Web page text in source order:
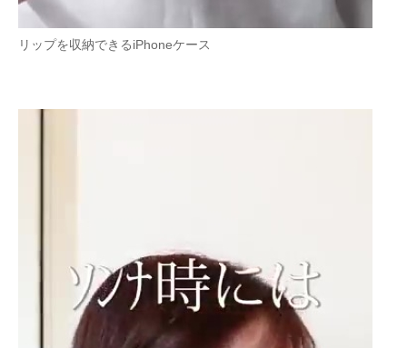
リップを収納できるiPhoneケース